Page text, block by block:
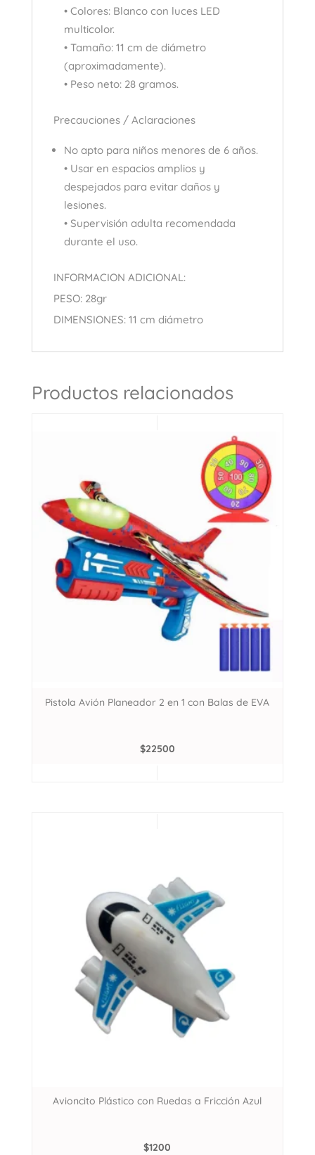
• Colores: Blanco con luces LED
multicolor.
• Tamaño: 11 cm de diámetro
(aproximadamente).
• Peso neto: 28 gramos.
Precauciones / Aclaraciones
No apto para niños menores de 6 años.
• Usar en espacios amplios y
despejados para evitar daños y
lesiones.
• Supervisión adulta recomendada
durante el uso.
INFORMACION ADICIONAL:
PESO: 28gr
DIMENSIONES: 11 cm diámetro
Productos relacionados
Pistola Avión Planeador 2 en 1 con Balas de EVA
$22500
Avioncito Plástico con Ruedas a Fricción Azul
$1200